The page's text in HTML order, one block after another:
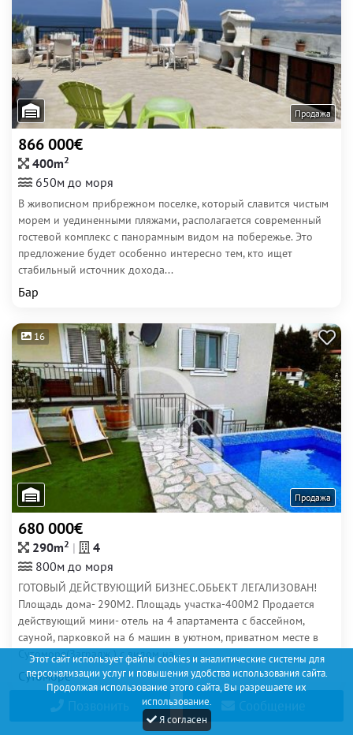
Этот сайт использует файлы cookies и аналитические системы для
персонализации услуг и повышения удобства использования сайта.
Продолжая использование этого сайта, Вы разрешаете их
использование.
Я согласен
Продажа
866 000€
400m2
650м до моря
В живописном прибрежном поселке, который славится чистым
морем и уединенными пляжами, располагается современный
гостевой комплекс с панорамным видом на побережье. Это
предложение будет особенно интересно тем, кто ищет
стабильный источник дохода...
Бар
16
Продажа
680 000€
290m2
4
800м до моря
ГОТОВЫЙ ДЕЙСТВУЮЩИЙ БИЗНЕС.ОБЬЕКТ ЛЕГАЛИЗОВАН!
Площадь дома- 290М2. Площадь участка-400М2 Продается
действующий мини- отель на 4 апартамента с бассейном,
сауной, парковкой на 6 машин в уютном, приватном месте в
Сутоморе(Заградж ) с видом на...
Сутоморе
Позвонить Сообщение